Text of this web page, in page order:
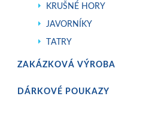
KRUŠNÉ HORY
JAVORNÍKY
TATRY
ZAKÁZKOVÁ VÝROBA
DÁRKOVÉ POUKAZY